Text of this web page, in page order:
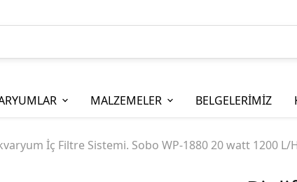
MALZEMELER BELGELERİMİZ
İç Filtre Sistemi. Sobo WP-1880 20 watt 1200